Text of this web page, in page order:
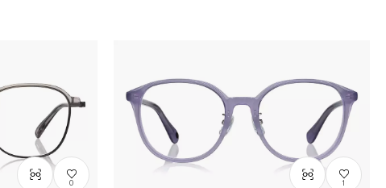
0 1